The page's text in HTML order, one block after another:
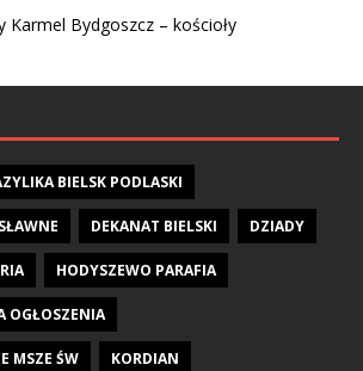
Karmel Bydgoszcz – kościoły
BIELSK PODLASKI
DEKANAT BIELSKI DZIADY
HODYSZEWO PARAFIA
OGŁOSZENIA
MSZE ŚW KORDIAN